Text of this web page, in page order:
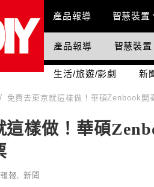
Main Menu
產品報導 智慧裝置
國際科技情報
產品報導 智慧裝置
生活/旅遊/影劇 新
免費去東京就這樣做！華碩Zenbook開
這樣做！華碩
報 ,新聞